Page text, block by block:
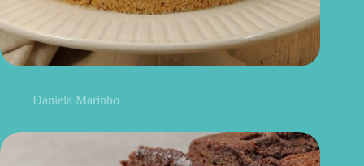
Daniela Marinho